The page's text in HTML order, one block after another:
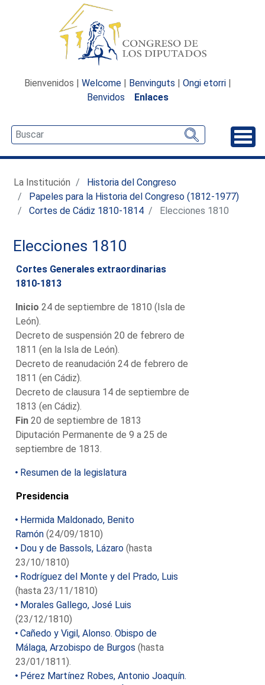
Bienvenidos | Welcome | Benvinguts | Ongi etorri |
Benvidos
Enlaces
La Institución
Historia del Congreso
Papeles para la Historia del Congreso (1812-1977)
Cortes de Cádiz 1810-1814
Elecciones 1810
Elecciones 1810
Cortes Generales extraordinarias
1810-1813
Inicio 24 de septiembre de 1810 (Isla de
León).
Decreto de suspensión 20 de febrero de
1811 (en la Isla de León).
Decreto de reanudación 24 de febrero de
1811 (en Cádiz).
Decreto de clausura 14 de septiembre de
1813 (en Cádiz).
Fin 20 de septiembre de 1813
Diputación Permanente de 9 a 25 de
septiembre de 1813.
Resumen de la legislatura
Presidencia
Hermida Maldonado, Benito
Ramón (24/09/1810)
Dou y de Bassols, Lázaro (hasta
23/10/1810)
Rodríguez del Monte y del Prado, Luis
(hasta 23/11/1810)
Morales Gallego, José Luis
(23/12/1810)
Cañedo y Vigil, Alonso. Obispo de
Málaga, Arzobispo de Burgos (hasta
23/01/1811).
Pérez Martínez Robes, Antonio Joaquín.